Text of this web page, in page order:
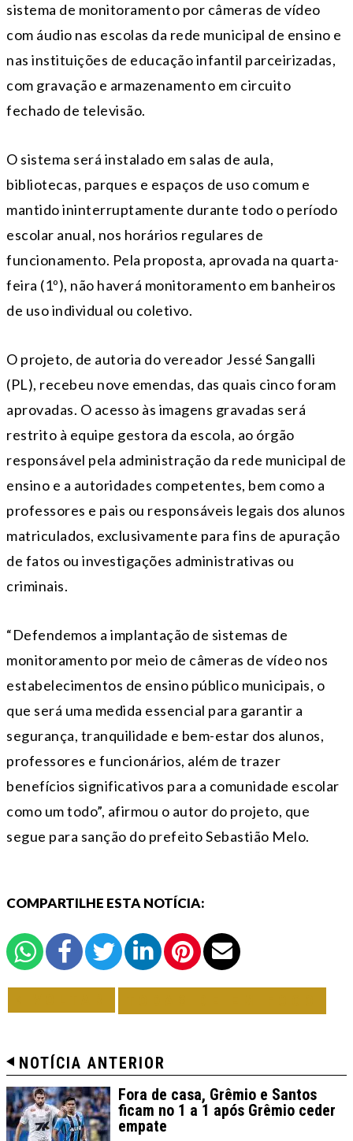
sistema de monitoramento por câmeras de vídeo
com áudio nas escolas da rede municipal de ensino e
nas instituições de educação infantil parceirizadas,
com gravação e armazenamento em circuito
fechado de televisão.
O sistema será instalado em salas de aula,
bibliotecas, parques e espaços de uso comum e
mantido ininterruptamente durante todo o período
escolar anual, nos horários regulares de
funcionamento. Pela proposta, aprovada na quarta-
feira (1º), não haverá monitoramento em banheiros
de uso individual ou coletivo.
O projeto, de autoria do vereador Jessé Sangalli
(PL), recebeu nove emendas, das quais cinco foram
aprovadas. O acesso às imagens gravadas será
restrito à equipe gestora da escola, ao órgão
responsável pela administração da rede municipal de
ensino e a autoridades competentes, bem como a
professores e pais ou responsáveis legais dos alunos
matriculados, exclusivamente para fins de apuração
de fatos ou investigações administrativas ou
criminais.
“Defendemos a implantação de sistemas de
monitoramento por meio de câmeras de vídeo nos
estabelecimentos de ensino público municipais, o
que será uma medida essencial para garantir a
segurança, tranquilidade e bem-estar dos alunos,
professores e funcionários, além de trazer
benefícios significativos para a comunidade escolar
como um todo”, afirmou o autor do projeto, que
segue para sanção do prefeito Sebastião Melo.
COMPARTILHE ESTA NOTÍCIA:
NOTÍCIA ANTERIOR
Fora de casa, Grêmio e Santos
ficam no 1 a 1 após Grêmio ceder
empate